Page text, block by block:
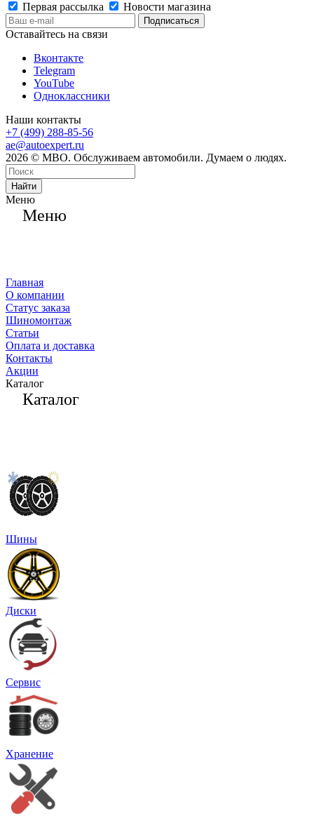
Первая рассылка
Новости магазина
Оставайтесь на связи
Вконтакте
Telegram
YouTube
Одноклассники
Наши контакты
+7 (499) 288-85-56
ae@autoexpert.ru
2026 © МВО. Обслуживаем автомобили. Думаем о людях.
Найти
Меню
Меню
Главная
О компании
Статус заказа
Шиномонтаж
Статьи
Оплата и доставка
Контакты
Акции
Каталог
Каталог
Шины
Диски
Сервис
Хранение